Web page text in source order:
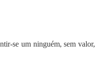
se um ninguém, sem valor,